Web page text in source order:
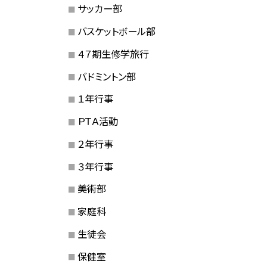
サッカー部
バスケットボール部
４７期生修学旅行
バドミントン部
１年行事
ＰＴＡ活動
２年行事
３年行事
美術部
家庭科
生徒会
保健室